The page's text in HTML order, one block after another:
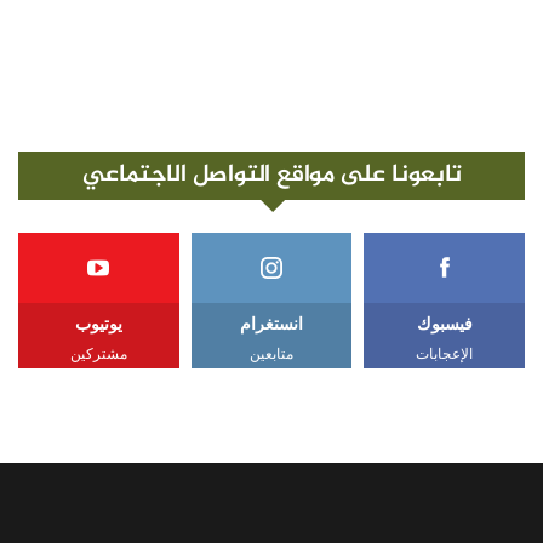
تابعونا على مواقع التواصل الاجتماعي
فيسبوك
الإعجابات
انستغرام
متابعين
يوتيوب
مشتركين